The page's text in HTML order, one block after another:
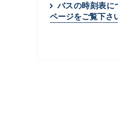
バスの時刻表に
ページをご覧下さ